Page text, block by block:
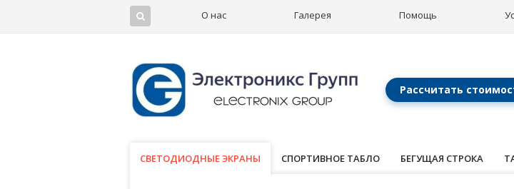
О нас Галерея Помощь
Рассчитать
СВЕТОДИОДНЫЕ ЭКРАНЫ
СВЕТОДИОДНЫЕ ЭКРАНЫ СПОРТИВНОЕ ТАБЛО БЕГУЩАЯ СТРОКА